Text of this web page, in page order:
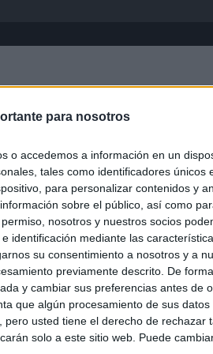
para nosotros
o accedemos a información en un
tales como identificadores únicos
para personalizar contenidos y
sobre el público, así como
nosotros y nuestros socios
identificación mediante las
su consentimiento a nosotros y a
previamente descrito. De
y cambiar sus preferencias antes de
que algún procesamiento de sus
usted tiene el derecho de rechazar
solo a este sitio web. Puede
Inicio
administración de Planifica
del PP: así es la empresa
del